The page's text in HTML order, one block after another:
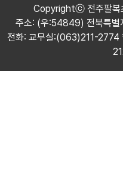
Copyrightⓒ 전주팔복
주소: (우:54849) 전북특별
전화: 교무실:(063)211-